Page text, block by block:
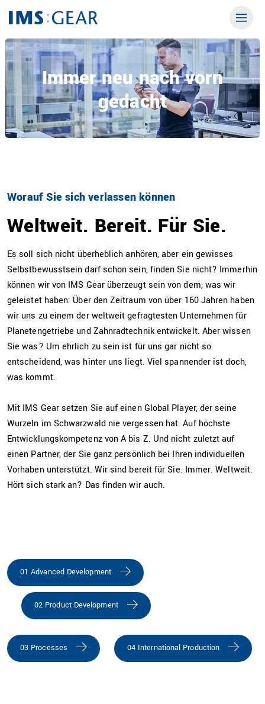
DE
Immer neu nach vorn
gedacht
Worauf Sie sich verlassen können
Weltweit. Bereit. Für Sie.
Es soll sich nicht überheblich anhören, aber ein gewisses
Selbstbewusstsein darf schon sein, finden Sie nicht? Immerhin
können wir von IMS Gear überzeugt sein von dem, was wir
geleistet haben: Über den Zeitraum von über 160 Jahren haben
wir uns zu einem der weltweit gefragtesten Unternehmen für
Planetengetriebe und Zahnradtechnik entwickelt. Aber wissen
Sie was? Um ehrlich zu sein ist für uns gar nicht so
entscheidend, was hinter uns liegt. Viel spannender ist doch,
was kommt.
Mit IMS Gear setzen Sie auf einen Global Player, der seine
Wurzeln im Schwarzwald nie vergessen hat. Auf höchste
Entwicklungskompetenz von A bis Z. Und nicht zuletzt auf
einen Partner, der Sie ganz persönlich bei Ihren individuellen
Vorhaben unterstützt. Wir sind bereit für Sie. Immer. Weltweit.
Hört sich stark an? Das finden wir auch.
01 Advanced Development
02 Product Development
03 Processes 04 International Production